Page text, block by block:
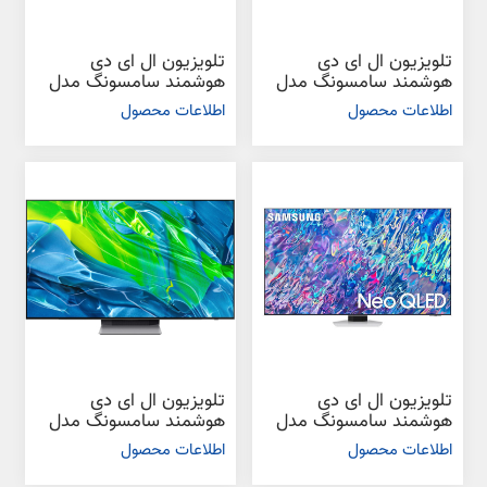
تلویزیون ال ای دی
هوشمند سامسونگ مدل
QN85B سایز 75 اینچ
اطلاعات محصول
تلویزیون ال ای دی
هوشمند سامسونگ مدل
QN85B سایز 65 اینچ
اطلاعات محصول
تلویزیون ال ای دی
هوشمند سامسونگ مدل
QN85B سایز 55 اینچ
اطلاعات محصول
تلویزیون ال ای دی
هوشمند سامسونگ مدل
S95B سایز 65 اینچ
اطلاعات محصول